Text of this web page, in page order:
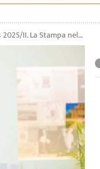
II. La Stampa nel…